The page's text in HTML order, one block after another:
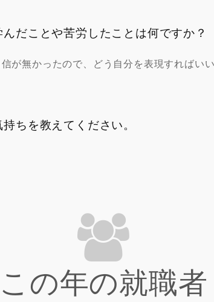
だことや苦労したことは何ですか？
が無かったので、どう自分を表現すればい
ちを教えてください。
この年の就職者